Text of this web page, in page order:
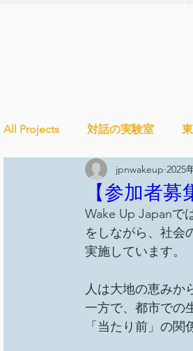
All Projects 対話の実験室
Ethical＆Sustainably シテ
YouthCan
セルフケアプロジェクト
【参加者
jpnwakeup 2025
Wake Up Japanで
をしながら、社会
実施しています。
人は大地の恵みか
一方で、都市での
「当たり前」の